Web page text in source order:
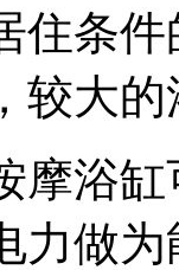
住条
较大
浴缸
力做